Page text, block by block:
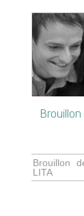
Brouillon
Brouillon
LITA